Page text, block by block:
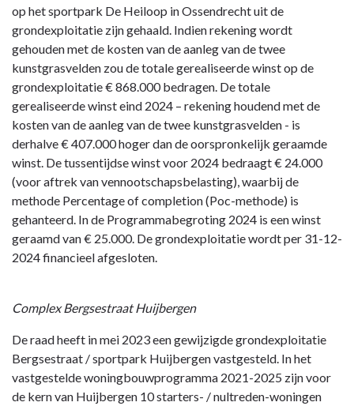
op het sportpark De Heiloop in Ossendrecht uit de
grondexploitatie zijn gehaald. Indien rekening wordt
gehouden met de kosten van de aanleg van de twee
kunstgrasvelden zou de totale gerealiseerde winst op de
grondexploitatie € 868.000 bedragen. De totale
gerealiseerde winst eind 2024 – rekening houdend met de
kosten van de aanleg van de twee kunstgrasvelden - is
derhalve € 407.000 hoger dan de oorspronkelijk geraamde
winst. De tussentijdse winst voor 2024 bedraagt € 24.000
(voor aftrek van vennootschapsbelasting), waarbij de
methode Percentage of completion (Poc-methode) is
gehanteerd. In de Programmabegroting 2024 is een winst
geraamd van € 25.000. De grondexploitatie wordt per 31-12-
2024 financieel afgesloten.
Complex Bergsestraat Huijbergen
De raad heeft in mei 2023 een gewijzigde grondexploitatie
Bergsestraat / sportpark Huijbergen vastgesteld. In het
vastgestelde woningbouwprogramma 2021-2025 zijn voor
de kern van Huijbergen 10 starters- / nultreden-woningen